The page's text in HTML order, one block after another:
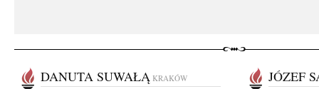
DANUTA SUWAŁĄ KRAKÓW JÓZEF